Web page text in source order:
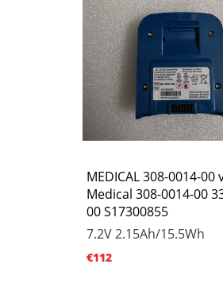
MEDICAL 308-0014-00
Medical 308-0014-00
00 S17300855
7.2V2.15Ah/15.5Wh
€112